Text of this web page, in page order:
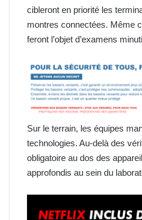
cibleront en priorité les
montres connectées. Même
feront l’objet d’examens
Sur le terrain, les équipes
technologies. Au-delà des
obligatoire au dos des
approfondis au sein du